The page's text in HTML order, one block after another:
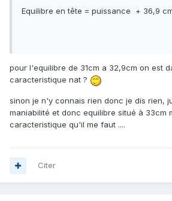
Equilibre en tête = puissance + 36,9
pour l'equilibre de 31cm a 32,9cm on est
caracteristique nat ?
sinon je n'y connais rien donc je dis rien,
maniabilité et donc equilibre situé à 33cm
caracteristique qu'il me faut ....
Citer